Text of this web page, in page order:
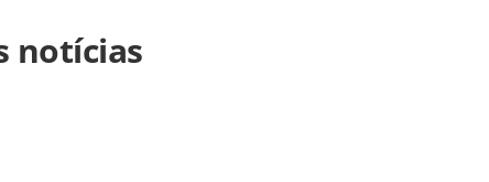
noticia-turismo/operadoras/2014/08/
passara-por-reposicionamento_103792.html ou as
notícias